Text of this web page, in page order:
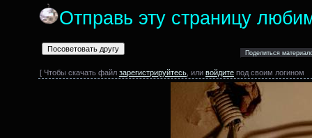
Отправь эту страницу
[ Чтобы скачать файл зарегистрируйтесь , или войдите под своим логином